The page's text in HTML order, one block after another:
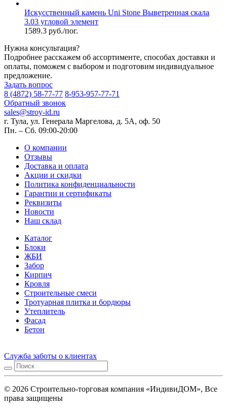
Искусственный камень Uni Stone Выветренная скала
3.03 угловой элемент
1589.3 руб./пог.
Нужна консультация?
Подробнее расскажем об ассортименте, способах доставки и
оплаты, поможем с выбором и подготовим индивидуальное
предложение.
Задать вопрос
8 (4872) 58-77-77 8-953-957-77-71
Обратный звонок
sales@stroy-id.ru
г. Тула, ул. Генерала Маргелова, д. 5А, оф. 50
Пн. – Cб. 09:00-20:00
О компании
Отзывы
Доставка и оплата
Акции и скидки
Политика конфиденциальности
Гарантии и сертификаты
Реквизиты
Новости
Наш склад
Каталог
Блоки
ЖБИ
Забор
Кирпич
Кровля
Строительные смеси
Тротуарная плитка и бордюры
Утеплитель
Фасад
Бетон
Служба заботы о клиентах
© 2026 Строительно-торговая компания «ИндивиДОМ», Все
права защищены